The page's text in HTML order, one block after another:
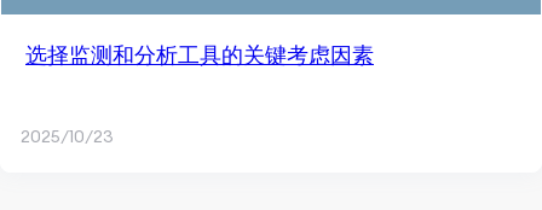
选择监测和分析工具的关键考虑因素
2025/10/23